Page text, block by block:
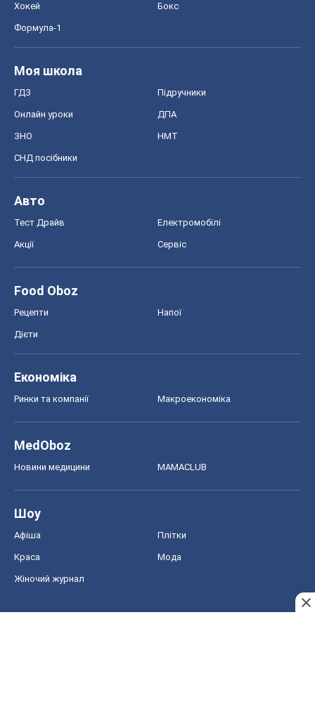
Хокей Бокс
Формула-1
Моя школа
ГДЗ Підручники
Онлайн уроки ДПА
ЗНО НМТ
СНД посібники
Авто
Тест Драйв Електромобілі
Акції Сервіс
Food Oboz
Рецепти Напої
Дієти
Економіка
Ринки та компанії Макроекономіка
MedOboz
Новини медицини MAMACLUB
Шоу
Афіша Плітки
Краса Мода
Жіночий журнал